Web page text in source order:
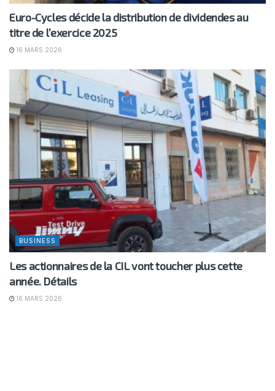
Euro-Cycles décide la distribution de dividendes au
titre de l’exercice 2025
16 MARS 2026
BUSINESS
Les actionnaires de la CIL vont toucher plus cette
année. Détails
16 MARS 2026